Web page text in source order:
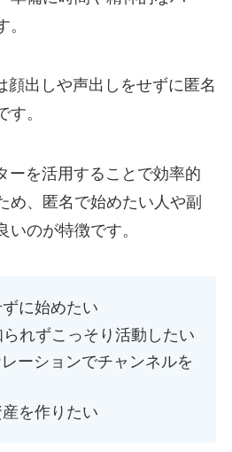
顔出しや声出しをせずに匿名
。
ーを活用することで効率的
め、匿名で始めたい人や副
のが特徴です。
に始めたい
れずこっそり活動したい
ーションでチャンネルを
を作りたい